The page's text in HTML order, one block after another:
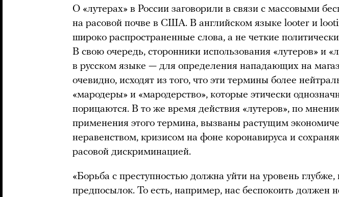
О «лутерах» в России заговорили в связи с массовыми
на расовой почве в США. В английском языке looter и
широко распространенные слова, а не четкие
В свою очередь, сторонники использования «лутеров» и
в русском языке — для определения нападающих на
очевидно, исходят из того, что эти термины более
«мародеры» и «мародерство», которые этически
порицаются. В то же время действия «лутеров», по
применения этого термина, вызваны растущим
неравенством, кризисом на фоне коронавируса и
расовой дискриминацией.
«Борьба с преступностью должна уйти на уровень глубже,
предпосылок. То есть, например, нас беспокоить должен